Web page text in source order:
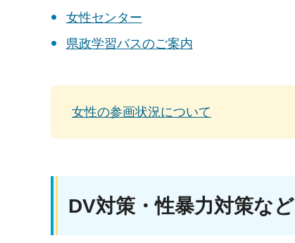
女性センター
県政学習バスのご案内
女性の参画状況について
DV対策・性暴力対策など